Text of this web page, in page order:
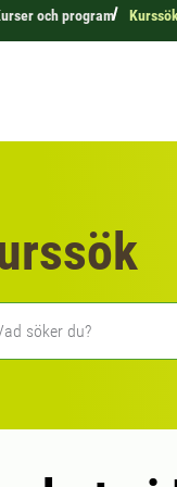
och program
sökning